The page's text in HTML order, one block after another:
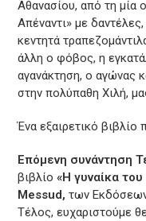
Αθανασίου, από τη μία
Απέναντι» με
κεντητά
άλλη ο φόβος, η
αγανάκτηση, ο αγώνας
στην πολύπαθη Χιλή,
Ένα εξαιρετικό βιβλίο
Επόμενη συνάντηση
βιβλίο«Η γυναίκα
Messud, των
Τέλος, ευχαριστούμε